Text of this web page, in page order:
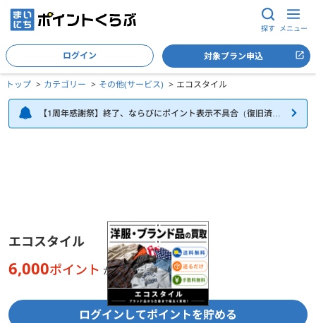
探す メニュー
ログイン 対象プラン申込
トップ カテゴリー その他(サービス) エコスタイル
【1周年感謝祭】終了、ならびにポイント表示不具合（復旧済
エコスタイル
6,000ポイント が貯まる
ログインしてポイントを貯める